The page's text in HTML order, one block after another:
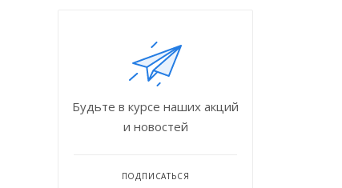
Будьте в курсе наших акций
и новостей
ПОДПИСАТЬСЯ